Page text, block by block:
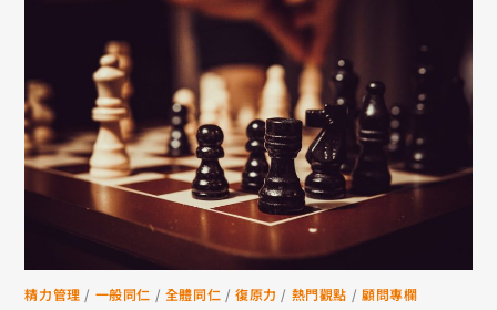
精力管理 / 一般同仁 / 全體同仁 /復原力 / 熱門觀點 / 顧問專欄